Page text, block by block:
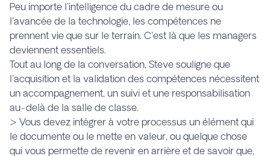
Peu importe l'intelligence du cadre de mesure ou
l'avancée de la technologie, les compétences ne
prennent vie que sur le terrain. C'est là que les managers
deviennent essentiels.
Tout au long de la conversation, Steve souligne que
l'acquisition et la validation des compétences nécessitent
un accompagnement, un suivi et une responsabilisation
au-delà de la salle de classe.
> Vous devez intégrer à votre processus un élément qui
le documente ou le mette en valeur, ou quelque chose
qui vous permette de revenir en arrière et de savoir que,